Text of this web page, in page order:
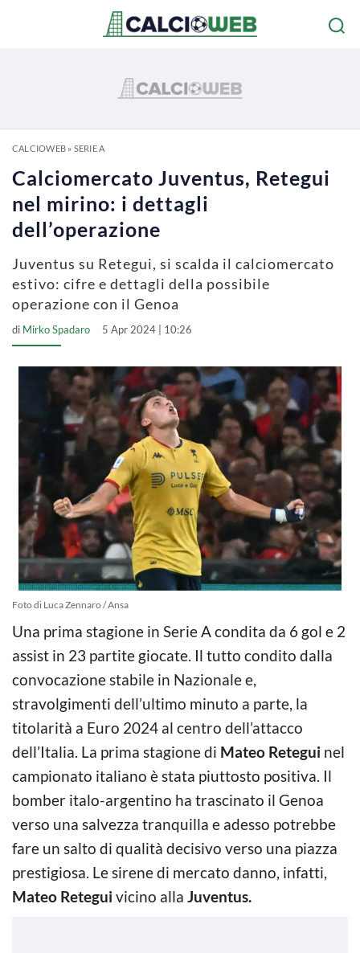
CALCIOWEB» SERIE A
Calciomercato Juventus, Retegui
nel mirino: i dettagli
dell’operazione
Juventus su Retegui, si scalda il calciomercato
estivo: cifre e dettagli della possibile
operazione con il Genoa
di Mirko Spadaro 5 Apr 2024 | 10:26
Foto di Luca Zennaro / Ansa
Una prima stagione in Serie A condita da 6 gol e 2
assist in 23 partite giocate. Il tutto condito dalla
convocazione stabile in Nazionale e,
stravolgimenti dell’ultimo minuto a parte, la
titolarità a Euro 2024 al centro dell’attacco
dell’Italia. La prima stagione di Mateo Retegui nel
campionato italiano è stata piuttosto positiva. Il
bomber italo-argentino ha trascinato il Genoa
verso una salvezza tranquilla e adesso potrebbe
fare un salto di qualità decisivo verso una piazza
prestigiosa. Le sirene di mercato danno, infatti,
Mateo Retegui vicino alla Juventus.